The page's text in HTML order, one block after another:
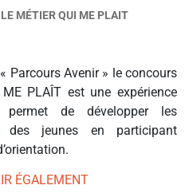
MÉTIER QUI ME PLAIT
Parcours Avenir » le concours
PLAÎT est une expérience
de développer les
des jeunes en participant
ÉGALEMENT